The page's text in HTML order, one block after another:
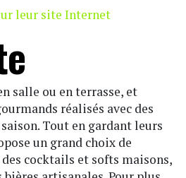
leur site Internet
salle ou en terrasse, et
réalisés avec des
Tout en gardant leurs
un grand choix de
cocktails et softs maisons,